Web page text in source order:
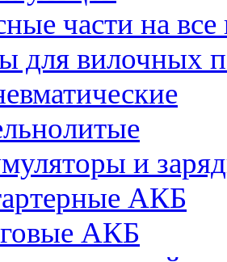
части на
для вилочных
и
АКБ
АКБ